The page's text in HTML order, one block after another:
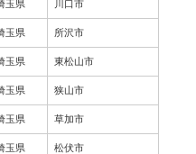
玉県 川口市
玉県 所沢市
玉県 東松山市
玉県 狭山市
玉県 草加市
玉県 松伏市